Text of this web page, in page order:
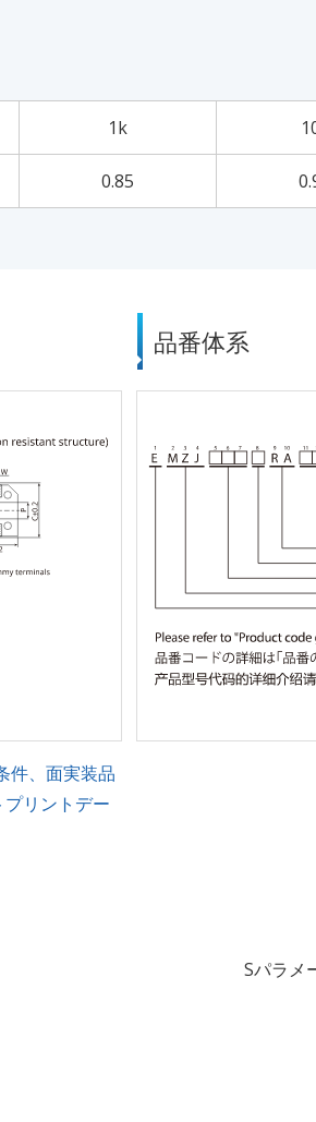
1k
0.85
件、面実装品
リントデー
品番体系
Sパラメ